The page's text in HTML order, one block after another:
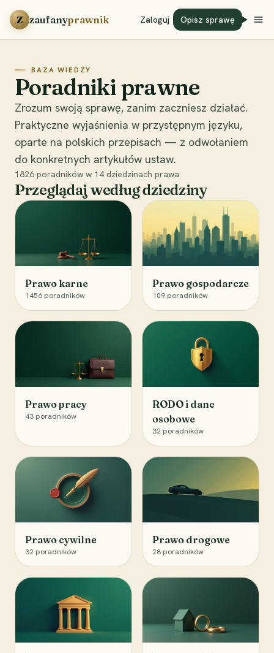
Przejdź do treści
Z zaufanyprawnik Zaloguj Opisz sprawę
BAZA WIEDZY
Poradniki prawne
Zrozum swoją sprawę, zanim zaczniesz działać.
Praktyczne wyjaśnienia w przystępnym języku,
oparte na polskich przepisach — z odwołaniem
do konkretnych artykułów ustaw.
1826 poradników w 14 dziedzinach prawa
Przeglądaj według dziedziny
Prawo karne
1456 poradników
Prawo gospodarcze
109 poradników
Prawo pracy
43 poradników
RODO i dane
osobowe
32 poradników
Prawo cywilne
32 poradników
Prawo drogowe
28 poradników